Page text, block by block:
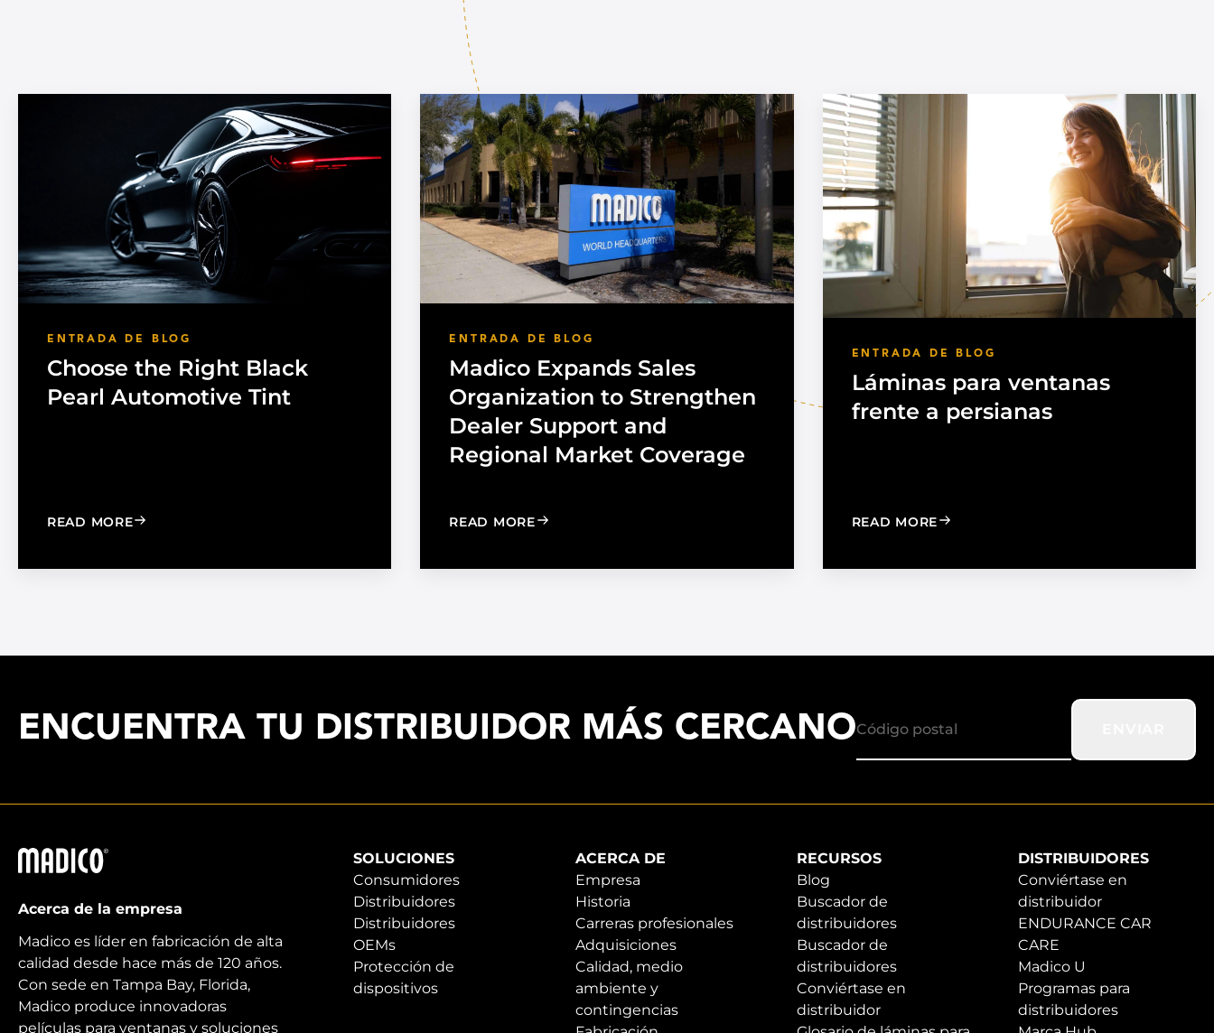
ENTRADA DE BLOG
Choose the Right Black
Pearl Automotive Tint
READ MORE: CHOOSE THE RIGHT BLACK PEARL AUTOMOTIVE TINT
ENTRADA DE BLOG
Madico Expands Sales
Organization to Strengthen
Dealer Support and
Regional Market Coverage
READ MORE: MADICO EXPANDS SALES ORGANIZATION TO STRENGTHEN DEALER SUPPORT AND REGIONAL
ENTRADA DE BLOG
Láminas para ventanas
frente a persianas
READ MORE: WINDOW FILM VS. WINDOW SHADES
ENCUENTRA TU DISTRIBUIDOR MÁS CERCANO
Madico
Acerca de la empresa
Madico es líder en fabricación de alta
calidad desde hace más de 120 años.
Con sede en Tampa Bay, Florida,
Madico produce innovadoras
películas para ventanas y soluciones
SOLUCIONES
Consumidores
Distribuidores
Distribuidores
OEMs
Protección de
dispositivos
ACERCA DE
Empresa
Historia
Carreras profesionales
Adquisiciones
Calidad, medio
ambiente y
contingencias
RECURSOS
Blog
Buscador de
distribuidores
Buscador de
distribuidores
Conviértase en
distribuidor
DISTRIBUIDORES
Conviértase en
distribuidor
ENDURANCE CAR
CARE
Madico U
Programas para
distribuidores